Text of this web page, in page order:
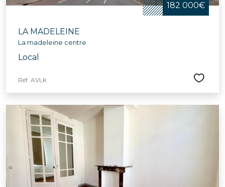
182 000€
LA MADELEINE
La madeleine centre
Local
Réf. AVLK